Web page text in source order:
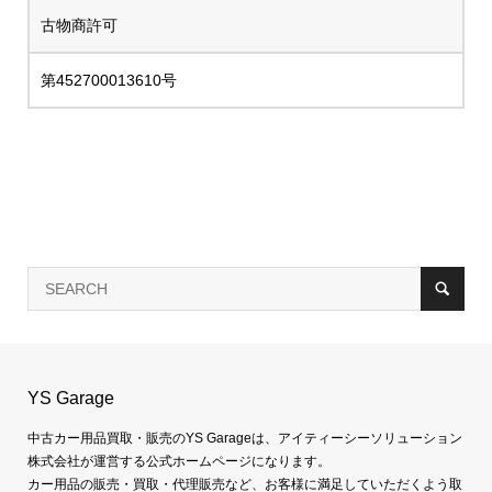
古物商許可
第452700013610号
YS Garage
中古カー用品買取・販売のYS Garageは、アイティーシーソリューション
株式会社が運営する公式ホームページになります。
カー用品の販売・買取・代理販売など、お客様に満足していただくよう取